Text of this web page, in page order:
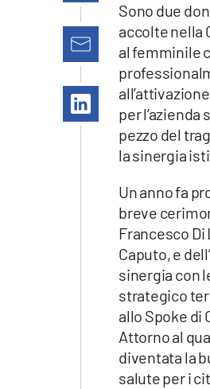
lacapitalenews.it
Vai
Sono due
accolte nella
al femminile
per
pezzo del
la sinergia
Un anno fa
breve
Francesco
Caputo, e
sinergia con
strategico
allo Spoke di
Attorno al
diventata la
salute per i